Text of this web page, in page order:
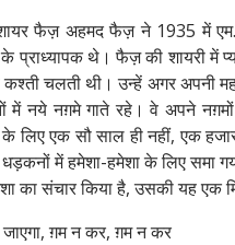
फैज़ अहमद फैज़ ने 1935 में
प्राध्यापक थे। फैज़ की शायरी में
कश्ती चलती थी। उन्हें अगर अपनी
में नये नग़मे गाते रहे। वे अपने नग़मों
के लिए एक सौ साल ही नहीं, एक
में हमेशा-हमेशा के लिए समा
का संचार किया है, उसकी यह एक
ग़म न कर, ग़म न कर